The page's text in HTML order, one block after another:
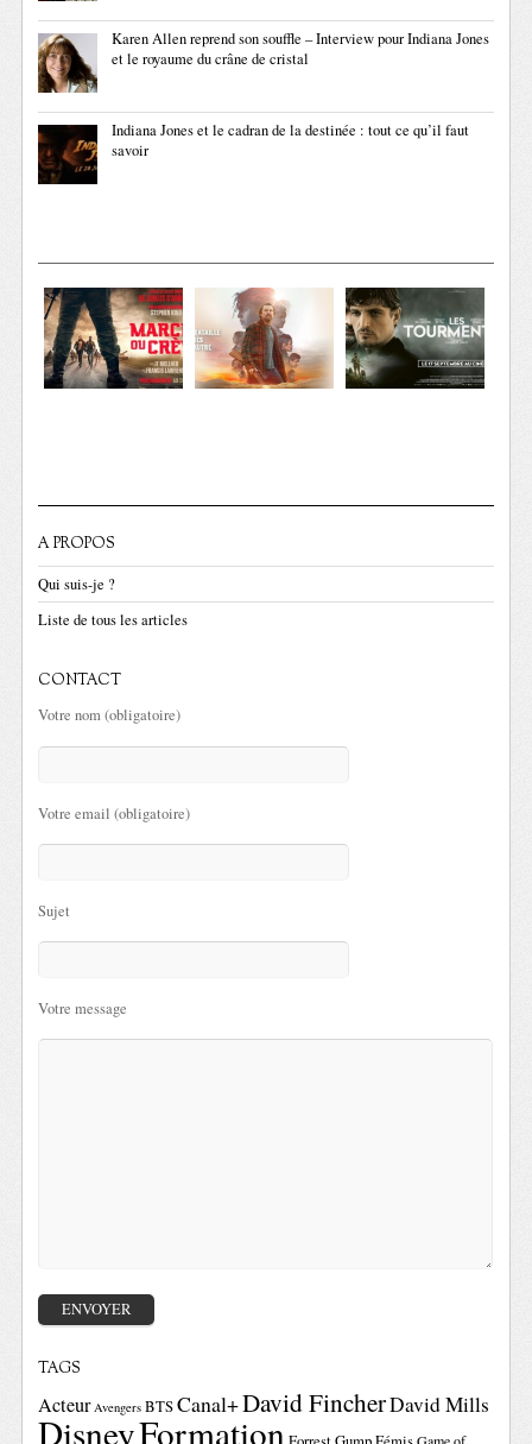
Karen Allen reprend son souffle – Interview pour Indiana Jones
et le royaume du crâne de cristal
Indiana Jones et le cadran de la destinée : tout ce qu’il faut
savoir
A PROPOS
Qui suis-je ?
Liste de tous les articles
CONTACT
Votre nom (obligatoire)
Votre email (obligatoire)
Sujet
Votre message
TAGS
Acteur Avengers BTSCanal+David FincherDavid Mills
DisneyFormation